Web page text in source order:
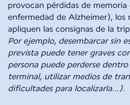
provocan pérdidas de
enfermedad de Alzheimer), los
Por ejemplo, desembarcar sin
prevista puede tener graves
persona puede perderse
terminal, utilizar medios de
dificultades para localizarla…).